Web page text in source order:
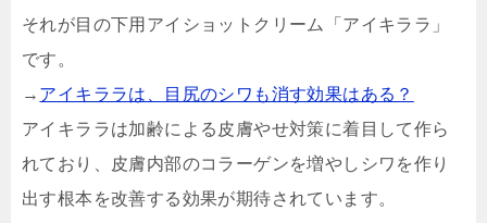
それが目の下用アイショットクリーム「アイキララ」
です。
→ アイキララは、目尻のシワも消す効果はある？
アイキララは加齢による皮膚やせ対策に着目して作ら
れており、皮膚内部のコラーゲンを増やしシワを作り
出す根本を改善する効果が期待されています。